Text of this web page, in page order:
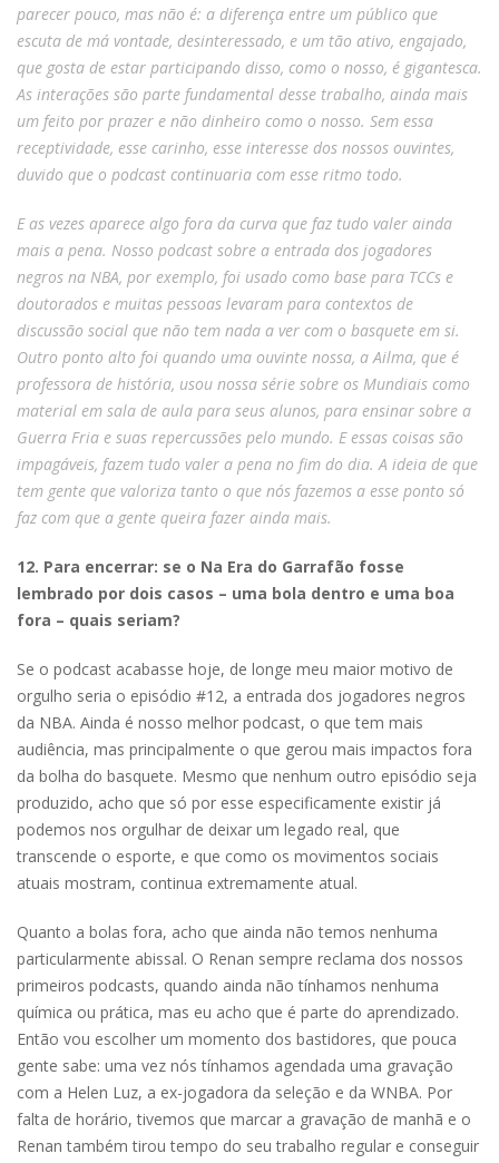
parecer pouco, mas não é: a diferença entre um público que
escuta de má vontade, desinteressado, e um tão ativo, engajado,
que gosta de estar participando disso, como o nosso, é gigantesca.
As interações são parte fundamental desse trabalho, ainda mais
um feito por prazer e não dinheiro como o nosso. Sem essa
receptividade, esse carinho, esse interesse dos nossos ouvintes,
duvido que o podcast continuaria com esse ritmo todo.
E as vezes aparece algo fora da curva que faz tudo valer ainda
mais a pena. Nosso podcast sobre a entrada dos jogadores
negros na NBA, por exemplo, foi usado como base para TCCs e
doutorados e muitas pessoas levaram para contextos de
discussão social que não tem nada a ver com o basquete em si.
Outro ponto alto foi quando uma ouvinte nossa, a Ailma, que é
professora de história, usou nossa série sobre os Mundiais como
material em sala de aula para seus alunos, para ensinar sobre a
Guerra Fria e suas repercussões pelo mundo. E essas coisas são
impagáveis, fazem tudo valer a pena no fim do dia. A ideia de que
tem gente que valoriza tanto o que nós fazemos a esse ponto só
faz com que a gente queira fazer ainda mais.
12. Para encerrar: se o Na Era do Garrafão fosse
lembrado por dois casos – uma bola dentro e uma boa
fora – quais seriam?
Se o podcast acabasse hoje, de longe meu maior motivo de
orgulho seria o episódio #12, a entrada dos jogadores negros
da NBA. Ainda é nosso melhor podcast, o que tem mais
audiência, mas principalmente o que gerou mais impactos fora
da bolha do basquete. Mesmo que nenhum outro episódio seja
produzido, acho que só por esse especificamente existir já
podemos nos orgulhar de deixar um legado real, que
transcende o esporte, e que como os movimentos sociais
atuais mostram, continua extremamente atual.
Quanto a bolas fora, acho que ainda não temos nenhuma
particularmente abissal. O Renan sempre reclama dos nossos
primeiros podcasts, quando ainda não tínhamos nenhuma
química ou prática, mas eu acho que é parte do aprendizado.
Então vou escolher um momento dos bastidores, que pouca
gente sabe: uma vez nós tínhamos agendada uma gravação
com a Helen Luz, a ex-jogadora da seleção e da WNBA. Por
falta de horário, tivemos que marcar a gravação de manhã e o
Renan também tirou tempo do seu trabalho regular e conseguir